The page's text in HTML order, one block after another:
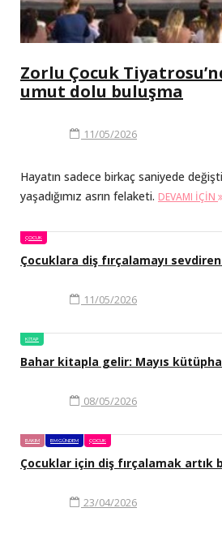
Zorlu Çocuk
umut dolu buluşma
11/05/2026
Hayatın sadece birkaç saniyede
yaşadığımız asrın felaketi. DEVAMI IÇIN
ÇOCUK
Çocuklara diş fırçalamayı
11/05/2026
KITAP
Bahar kitapla gelir: Mayıs
08/05/2026
BAKIM BM GÜNDEM ÇOCUK
Çocuklar için diş fırçalamak artık
23/04/2026